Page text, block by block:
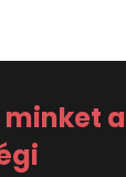
minket a